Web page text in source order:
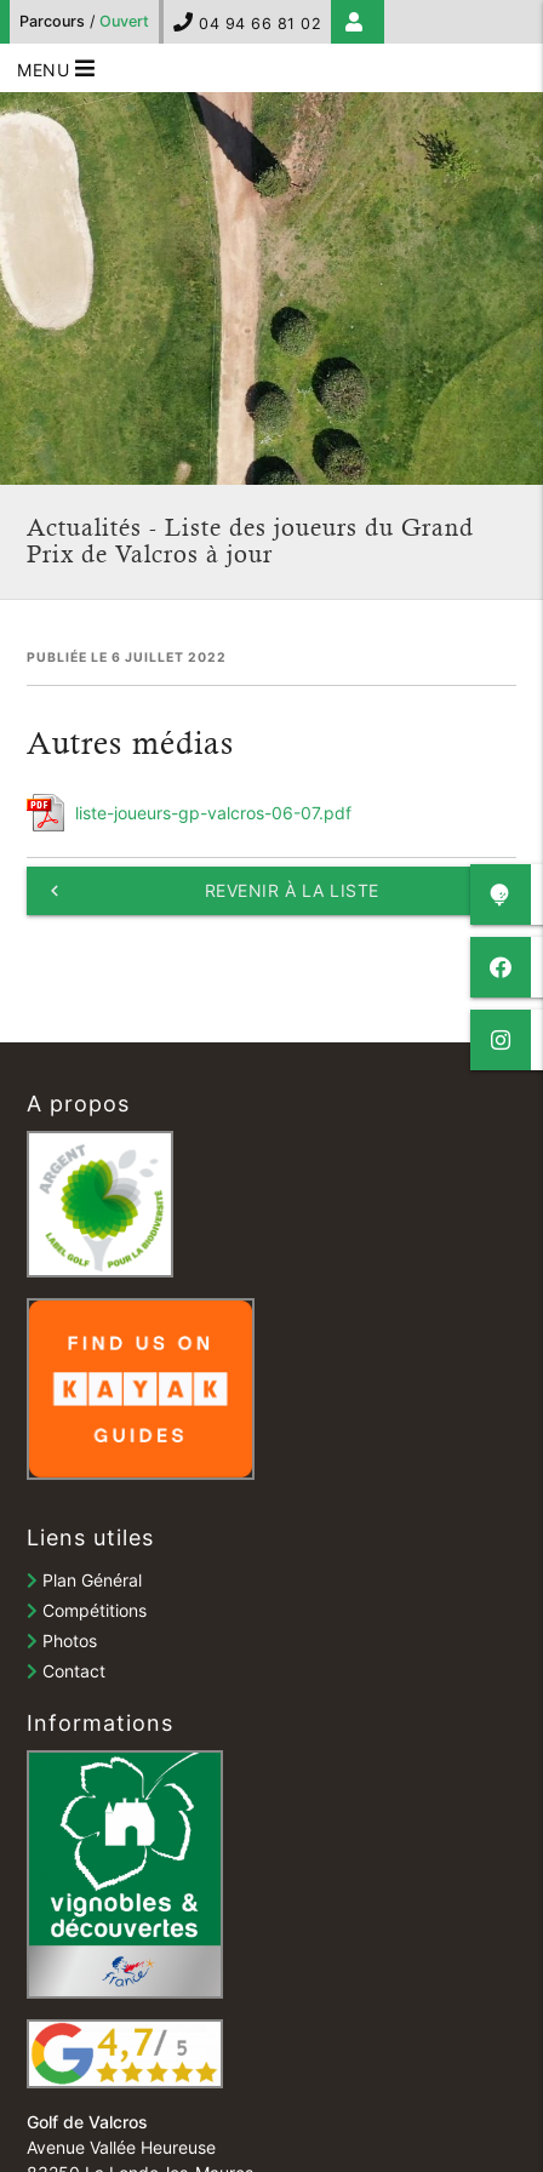
Parcours / Ouvert 04 94 66 81 02
MENU
Actualités - Liste des joueurs du Grand
Prix de Valcros à jour
PUBLIÉE LE 6 JUILLET 2022
Autres médias
liste-joueurs-gp-valcros-06-07.pdf
keyboard_arrow_left REVENIR À LA LISTE
A propos
Liens utiles
Plan Général
Compétitions
Photos
Contact
Informations
Golf de Valcros
Avenue Vallée Heureuse